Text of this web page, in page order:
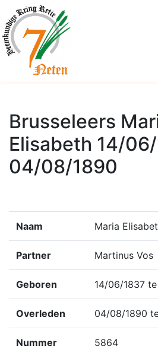
Brusseleers
Elisabeth 14/
04/08/1890
Naam Maria
Partner Martinus Vos
Geboren 14/06/1837
Overleden 04/08/1890
Nummer 5864